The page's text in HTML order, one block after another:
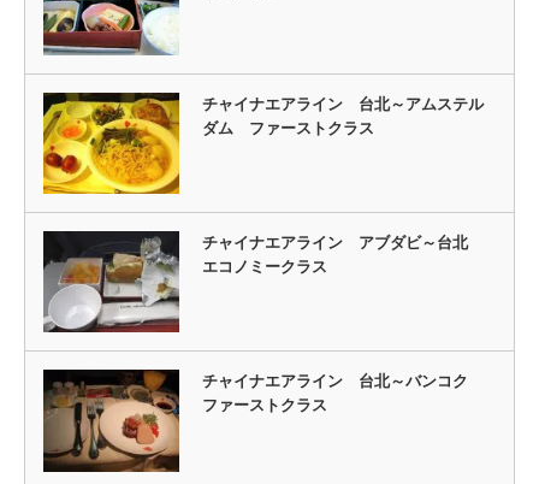
チャイナエアライン 台北～アムステル
ダム ファーストクラス
チャイナエアライン アブダビ～台北
エコノミークラス
チャイナエアライン 台北～バンコク
ファーストクラス